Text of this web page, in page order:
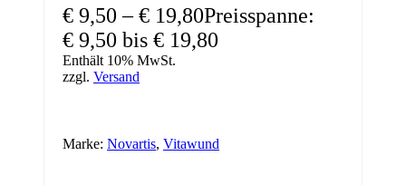
€ 9,50 –€ 19,80Preisspanne:
€ 9,50 bis € 19,80
Enthält 10% MwSt.
zzgl. Versand
Marke: Novartis, Vitawund